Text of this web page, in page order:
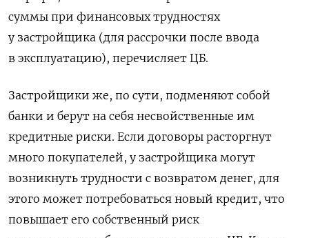
суммы при финансовых трудностях
у застройщика (для рассрочки после ввода
в эксплуатацию), перечисляет ЦБ.
Застройщики же, по сути, подменяют собой
банки и берут на себя несвойственные им
кредитные риски. Если договоры расторгнут
много покупателей, у застройщика могут
возникнуть трудности с возвратом денег, для
этого может потребоваться новый кредит, что
повышает его собственный риск